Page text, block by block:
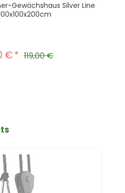
Gewächshaus Silver Line
€ Regulärer Preis:
119,00 €